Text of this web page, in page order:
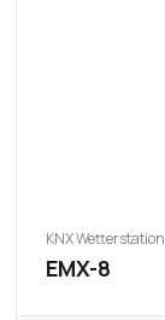
KNX Wetterstation
EMX-8